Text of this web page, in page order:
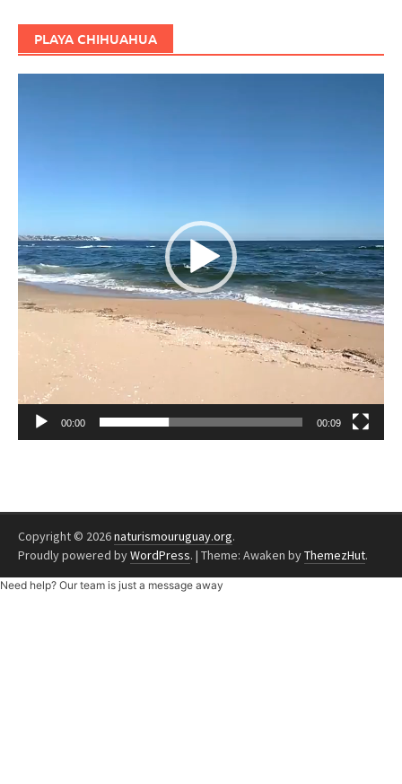
PLAYA CHIHUAHUA
00:00 00:09
Copyright © 2026naturismouruguay.org.
Proudly powered byWordPress. | Theme: Awaken byThemezHut.
Need help? Our team is just a message away